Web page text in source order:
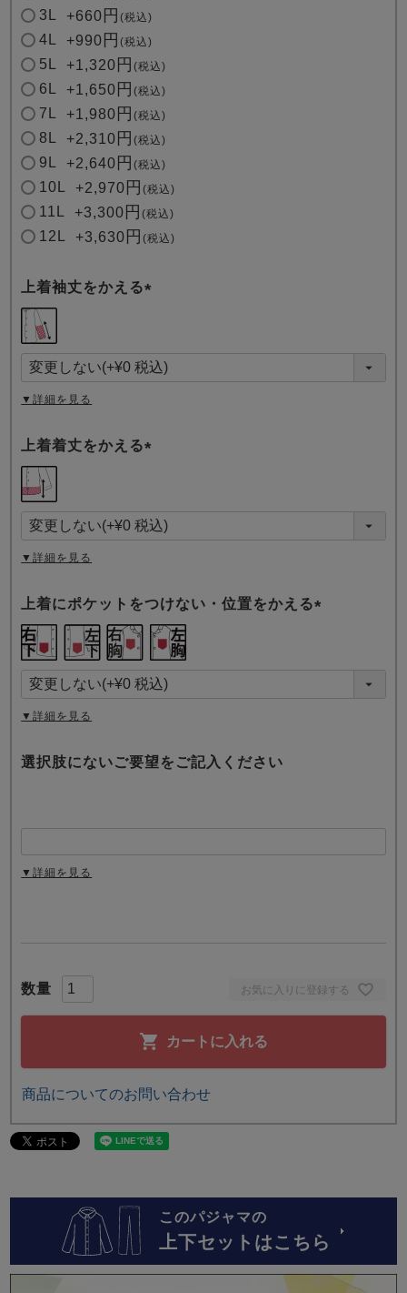
お気に入りに登録する
カートに入れる
3L +660 税込
4L +990 税込
5L +1,320 税込
6L +1,650 税込
7L +1,980 税込
8L +2,310 税込
9L +2,640 税込
10L +2,970 税込
11L +3,300 税込
12L +3,630 税込
上着袖丈をかえる
須
)
▼詳細を見る
上着着丈をかえる
須
)
▼詳細を見る
上着にポケットをつけない・位置をかえる
須
)
▼詳細を見る
選択肢にないご要望をご記入ください
▼詳細を見る
商品についてのお問い合わせ
このパジャマの
上下セットはこちら